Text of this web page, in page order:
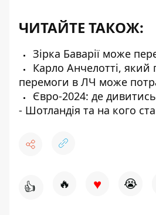
ЧИТАЙТЕ ТАКОЖ:
Зірка Баварії може
Карло Анчелотті, який
перемоги в ЛЧ може
Євро-2024: де
- Шотландія та на кого
👍 🔥 ♥ 😭